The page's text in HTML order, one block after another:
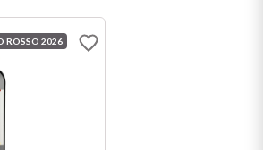
ROSSO 2026